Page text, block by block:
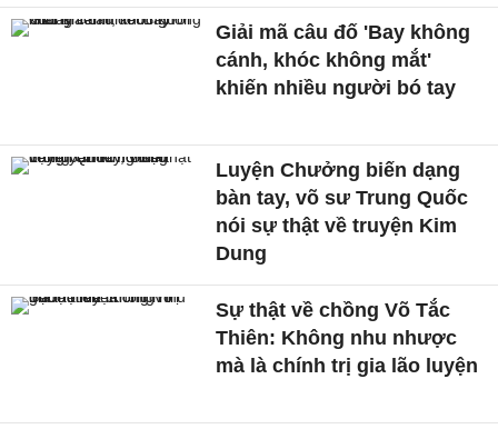
Giải mã câu đố 'Bay không
cánh, khóc không mắt'
khiến nhiều người bó tay
Luyện Chưởng biến dạng
bàn tay, võ sư Trung Quốc
nói sự thật về truyện Kim
Dung
Sự thật về chồng Võ Tắc
Thiên: Không nhu nhược
mà là chính trị gia lão luyện